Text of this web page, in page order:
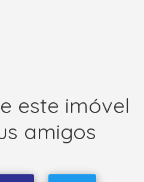
este imóvel
amigos